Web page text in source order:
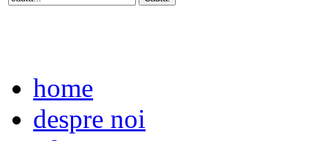
home
despre noi